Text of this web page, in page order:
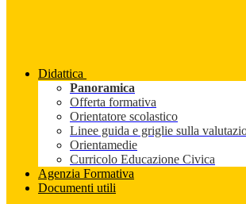
Didattica
Panoramica
Offerta formativa
Orientatore scolastico
Linee guida e griglie sulla
Orientamedie
Curricolo Educazione Civica
Agenzia Formativa
Documenti utili